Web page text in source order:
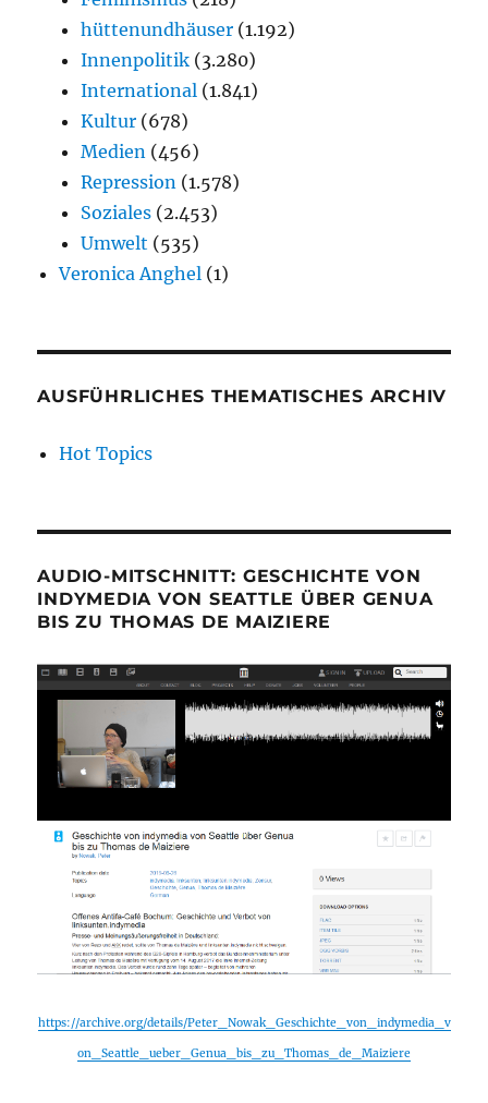
hüttenundhäuser (1.192)
Innenpolitik (3.280)
International (1.841)
Kultur (678)
Medien (456)
Repression (1.578)
Soziales (2.453)
Umwelt (535)
Veronica Anghel (1)
AUSFÜHRLICHES THEMATISCHES ARCHIV
Hot Topics
AUDIO-MITSCHNITT: GESCHICHTE VON
INDYMEDIA VON SEATTLE ÜBER GENUA
BIS ZU THOMAS DE MAIZIERE
https://archive.org/details/Peter_Nowak_Geschichte_von_indymedia_v
on_Seattle_ueber_Genua_bis_zu_Thomas_de_Maiziere